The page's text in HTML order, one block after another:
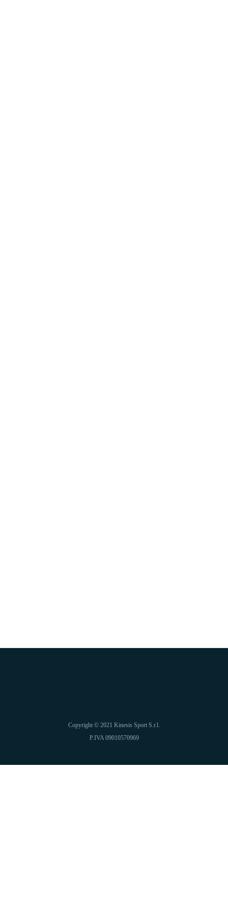
Copyright © 2021 Kinesis Sport S.r.l.
P.IVA 09010570969